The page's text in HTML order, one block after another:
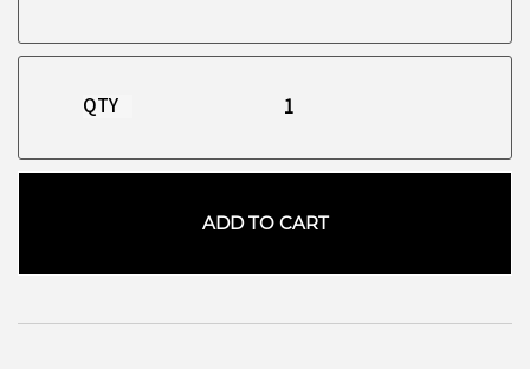
QTY
ADD TO CART
お買い物を続ける カートへ進む